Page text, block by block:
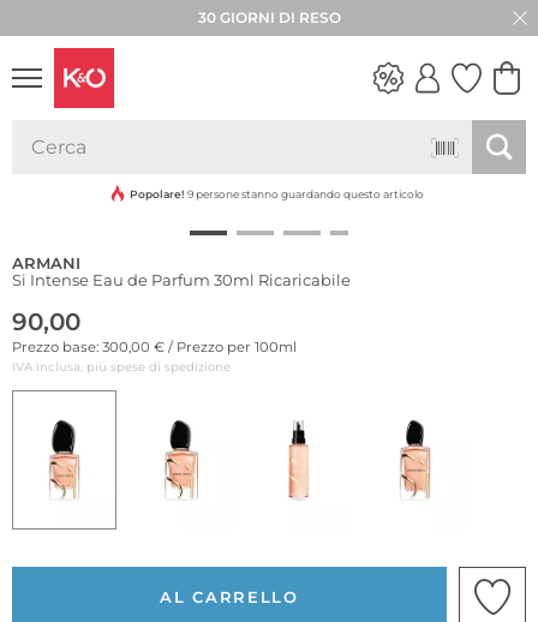
30 GIORNI DI RESO
VIBES
Popolare! 9 persone stanno guardando questo articolo
ARMANI
Si Intense Eau de Parfum 30ml Ricaricabile
90,00
Prezzo base: 300,00 € / Prezzo per 100ml
IVA inclusa, più spese di spedizione
AL CARRELLO